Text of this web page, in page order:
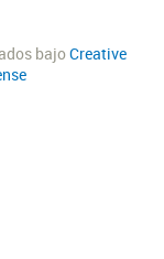
bajoCreative